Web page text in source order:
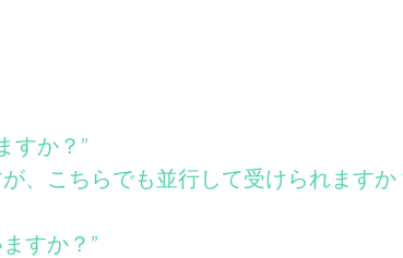
すか？”
、こちらでも並行して受けられますか
すか？”